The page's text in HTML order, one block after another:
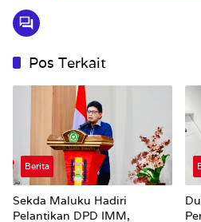
Pos Terkait
Berita
Sekda Maluku Hadiri
Pelantikan DPD IMM,